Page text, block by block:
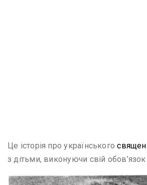
Це історія про українського
з дітьми, виконуючи свій